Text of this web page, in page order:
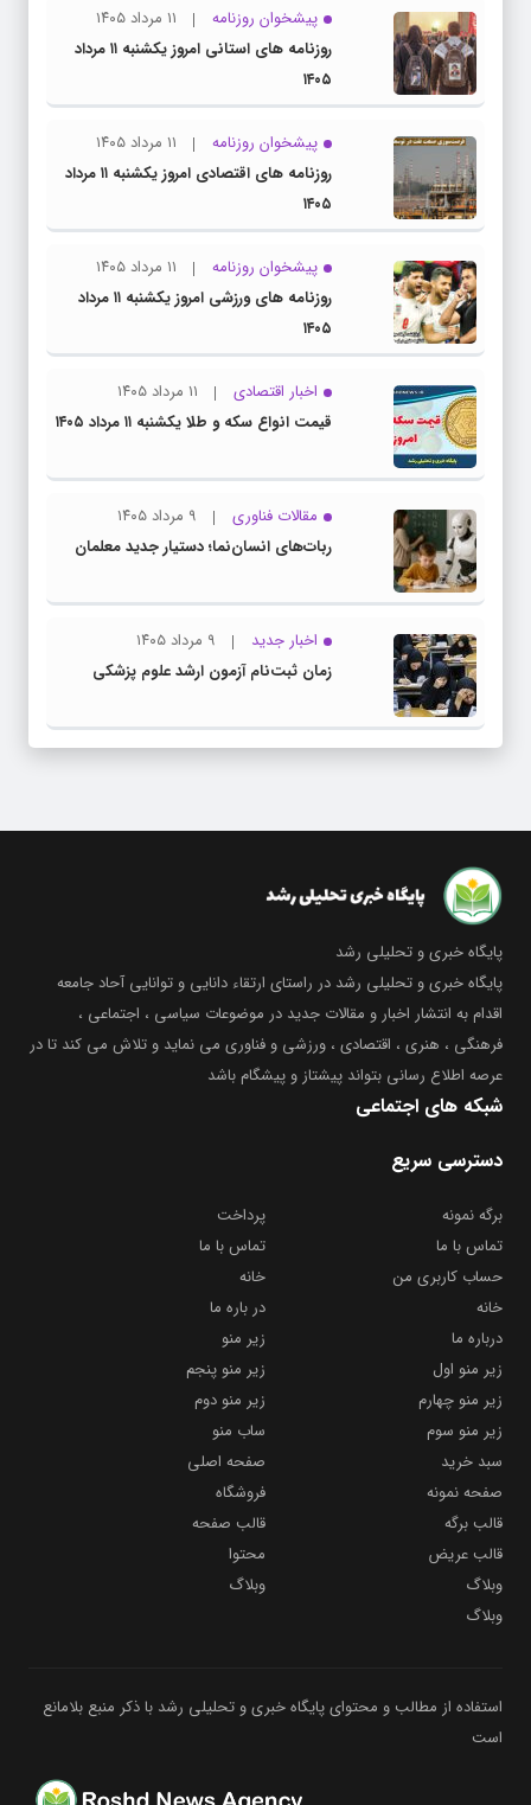
پیشخوان روزنامه
۱۱ مرداد ۱۴۰۵
روزنامه های استانی امروز یکشنبه ۱۱ مرداد
۱۴۰۵
پیشخوان روزنامه
۱۱ مرداد ۱۴۰۵
روزنامه های اقتصادی امروز یکشنبه ۱۱ مرداد
۱۴۰۵
پیشخوان روزنامه
۱۱ مرداد ۱۴۰۵
روزنامه های ورزشی امروز یکشنبه ۱۱ مرداد
۱۴۰۵
اخبار اقتصادی
۱۱ مرداد ۱۴۰۵
قیمت انواع سکه و طلا یکشنبه ۱۱ مرداد ۱۴۰۵
مقالات فناوری
۹ مرداد ۱۴۰۵
ربات‌های انسان‌نما؛ دستیار جدید معلمان
اخبار جدید
۹ مرداد ۱۴۰۵
زمان ثبت‌نام آزمون ارشد علوم پزشکی
پایگاه خبری و تحلیلی رشد
پایگاه خبری و تحلیلی رشد در راستای ارتقاء دانایی و توانایی آحاد جامعه
اقدام به انتشار اخبار و مقالات جدید در موضوعات سیاسی ، اجتماعی ،
فرهنگی ، هنری ، اقتصادی ، ورزشی و فناوری می نماید و تلاش می کند تا در
عرصه اطلاع رسانی بتواند پیشتاز و پیشگام باشد
شبکه های اجتماعی
دسترسی سریع
برگه نمونه
پرداخت
تماس با ما
تماس با ما
حساب کاربری من
خانه
خانه
در باره ما
درباره ما
زیر منو
زیر منو اول
زیر منو پنجم
زیر منو چهارم
زیر منو دوم
زیر منو سوم
ساب منو
سبد خرید
صفحه اصلی
صفحه نمونه
فروشگاه
قالب برگه
قالب صفحه
قالب عریض
محتوا
وبلاگ
وبلاگ
وبلاگ
استفاده از مطالب و محتوای پایگاه خبری و تحلیلی رشد با ذکر منبع بلامانع
است